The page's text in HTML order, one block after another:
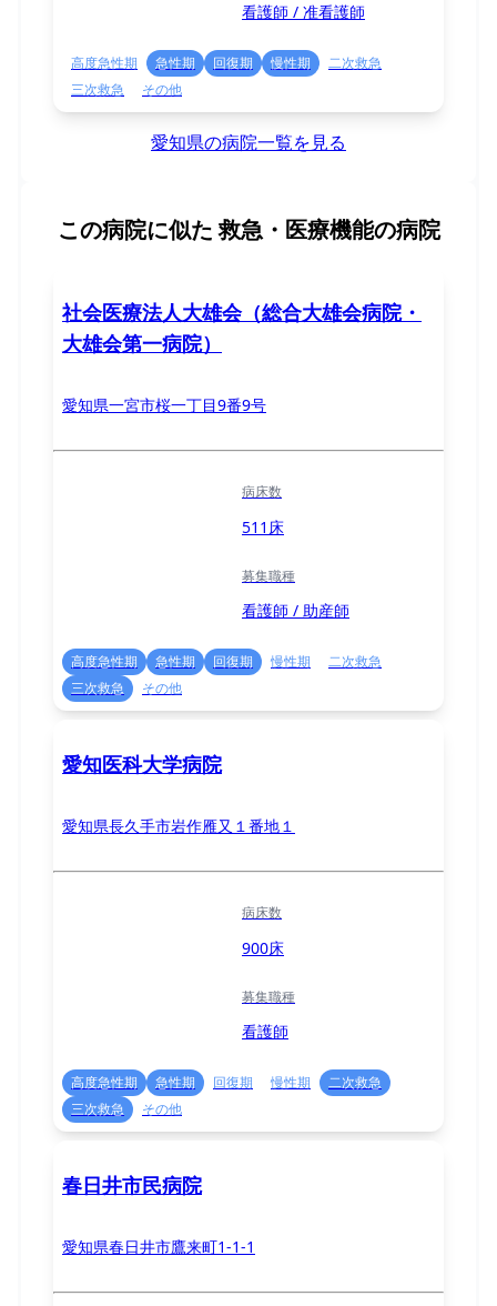
看護師 / 准看護師
高度急性期 急性期 回復期 慢性期
二次救急
三次救急
その他
愛知県の病院一覧を見る
この病院に似た 救急・医療機能の病院
社会医療法人大雄会（総合大雄会病院・
大雄会第一病院）
愛知県一宮市桜一丁目9番9号
病床数
511床
募集職種
看護師 / 助産師
高度急性期 急性期 回復期 慢性期
二次救急
三次救急
その他
愛知医科大学病院
愛知県長久手市岩作雁又１番地１
病床数
900床
募集職種
看護師
高度急性期 急性期 回復期 慢性期
二次救急
三次救急
その他
春日井市民病院
愛知県春日井市鷹来町1-1-1